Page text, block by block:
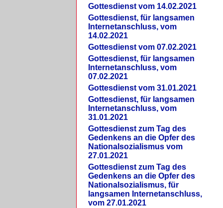
Gottesdienst vom 14.02.2021
Gottesdienst, für langsamen
Internetanschluss, vom
14.02.2021
Gottesdienst vom 07.02.2021
Gottesdienst, für langsamen
Internetanschluss, vom
07.02.2021
Gottesdienst vom 31.01.2021
Gottesdienst, für langsamen
Internetanschluss, vom
31.01.2021
Gottesdienst zum Tag des
Gedenkens an die Opfer des
Nationalsozialismus vom
27.01.2021
Gottesdienst zum Tag des
Gedenkens an die Opfer des
Nationalsozialismus, für
langsamen Internetanschluss,
vom 27.01.2021